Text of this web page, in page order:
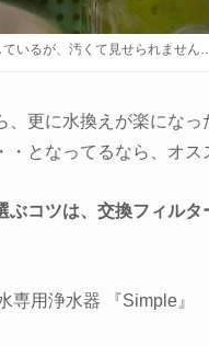
いるが、汚くて見せられません…
更に水換えが楽になっ
となってるなら、オス
ぶコツは、交換フィルタ
専用浄水器 『Simple』